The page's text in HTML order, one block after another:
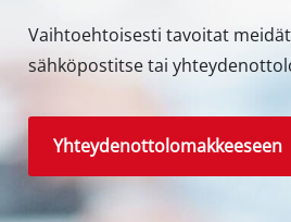
Vaihtoehtoisesti tavoitat
sähköpostitse tai
Yhteydenottolomakkeeseen